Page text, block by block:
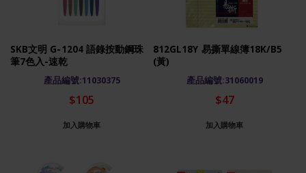
SKB文明 G-1204 語錄按動鋼珠
筆7色入-速乾
產品編號:11030375
$105
加入購物車
812GL18Y 易撕單線簿18K/B5
(黃)
產品編號:31060019
$47
加入購物車